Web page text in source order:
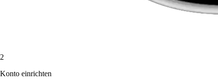
2
Konto einrichten